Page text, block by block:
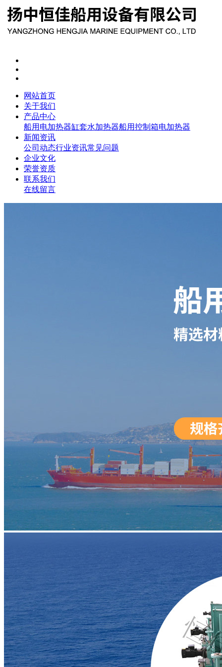
网站首页
关于我们
产品中心
船用电加热器缸套水加热器船用控制箱电加热器
新闻资讯
公司动态行业资讯常见问题
企业文化
荣誉资质
联系我们
在线留言